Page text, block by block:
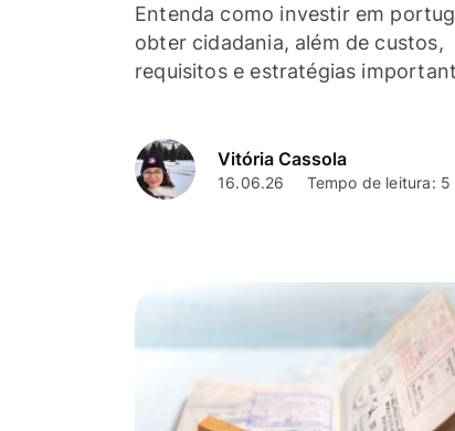
Entenda como investir em
obter cidadania, além de custos,
requisitos e estratégias
Vitória Cassola
16.06.26 Tempo de leitura: 5